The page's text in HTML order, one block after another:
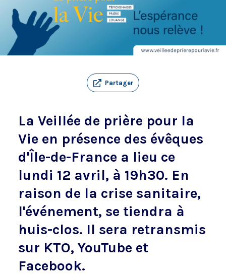
Partager
La Veillée de prière pour la
Vie en présence des évêques
d'Île-de-France a lieu ce
lundi 12 avril, à 19h30. En
raison de la crise sanitaire,
l'événement, se tiendra à
huis-clos. Il sera retransmis
sur KTO, YouTube et
Facebook.